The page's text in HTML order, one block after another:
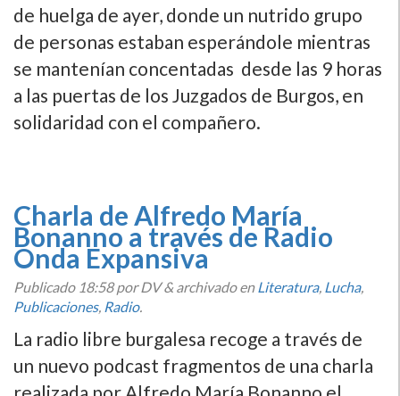
de huelga de ayer, donde un nutrido grupo
de personas estaban esperándole mientras
se mantení­an concentadas desde las 9 horas
a las puertas de los Juzgados de Burgos, en
solidaridad con el compañero.
Charla de Alfredo Marí­a
Bonanno a través de Radio
Onda Expansiva
Publicado 18:58por DV&archivado enLiteratura, Lucha,
Publicaciones, Radio.
La radio libre burgalesa recoge a través de
un nuevo podcast fragmentos de una charla